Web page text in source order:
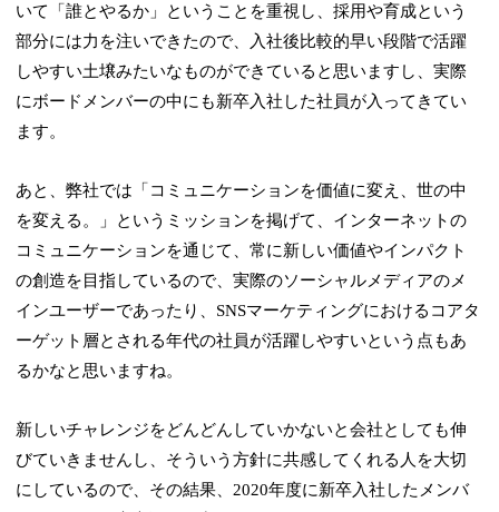
いて「誰とやるか」ということを重視し、採用や育成という
部分には力を注いできたので、入社後比較的早い段階で活躍
しやすい土壌みたいなものができていると思いますし、実際
にボードメンバーの中にも新卒入社した社員が入ってきてい
ます。
あと、弊社では「コミュニケーションを価値に変え、世の中
を変える。」というミッションを掲げて、インターネットの
コミュニケーションを通じて、常に新しい価値やインパクト
の創造を目指しているので、実際のソーシャルメディアのメ
インユーザーであったり、SNSマーケティングにおけるコアタ
ーゲット層とされる年代の社員が活躍しやすいという点もあ
るかなと思いますね。
新しいチャレンジをどんどんしていかないと会社としても伸
びていきませんし、そういう方針に共感してくれる人を大切
にしているので、その結果、2020年度に新卒入社したメンバ